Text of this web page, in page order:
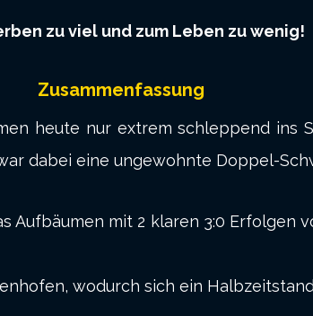
zu viel und zum Leben zu wenig!
Zusammenfassung
heute nur extrem schleppend
dabei eine ungewohnte Doppel-
Aufbäumen mit 2 klaren 3:0 Erfolgen
wodurch sich ein